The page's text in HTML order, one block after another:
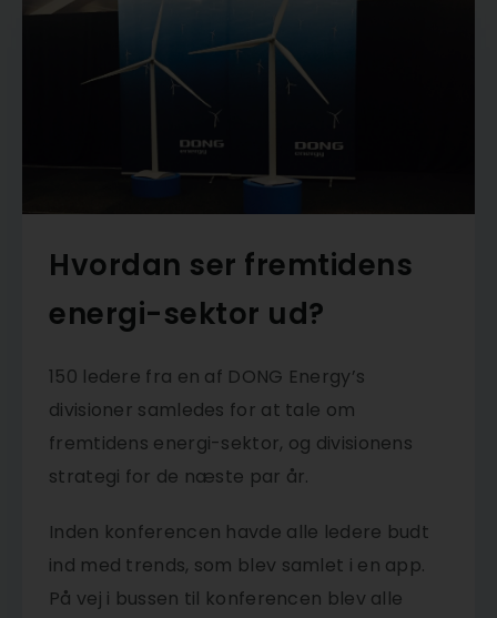
Hvordan ser fremtidens
energi-sektor ud?
150 ledere fra en af DONG Energy’s
divisioner samledes for at tale om
fremtidens energi-sektor, og divisionens
strategi for de næste par år.
Inden konferencen havde alle ledere budt
ind med trends, som blev samlet i en app.
På vej i bussen til konferencen blev alle